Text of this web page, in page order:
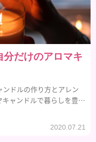
分だけのアロマキ
ドルの作り方とアレン
ャンドルで暮らしを豊か
2020.07.21